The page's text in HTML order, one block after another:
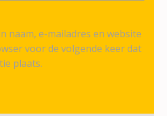
naam, e-mailadres en website
voor de volgende keer dat
plaats.